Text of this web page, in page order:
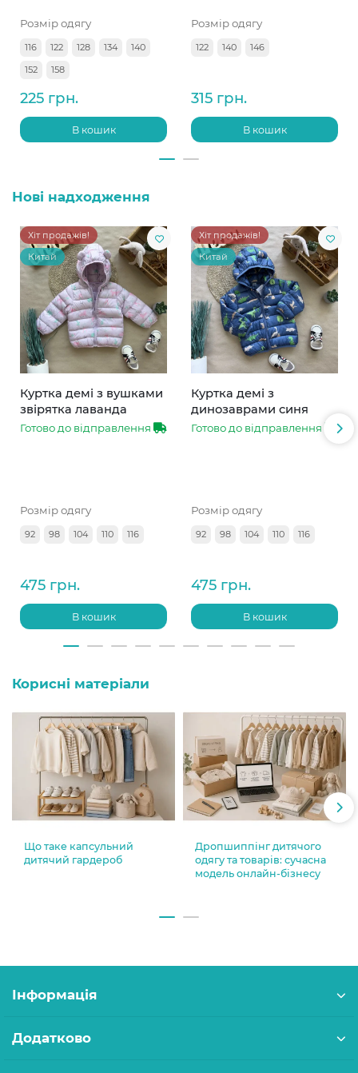
Розмір одягу
116 122 128 134
140
152
158
225 грн.
В кошик
Розмір одягу
122 140 146
315 грн.
В кошик
Нові надходження
Хіт продажів!
Китай
Куртка демі з вушками
звірятка лаванда
Готово до відправлення
Розмір одягу
92 98 104 110 116
475 грн.
В кошик
Хіт продажів!
Китай
Куртка демі з
динозаврами синя
Готово до відправлення
Розмір одягу
92 98 104 110 116
475 грн.
В кошик
Корисні матеріали
Що таке капсульний
дитячий гардероб
Дропшиппінг дитячого
одягу та товарів: сучасна
модель онлайн-бізнесу
Інформація
Додатково